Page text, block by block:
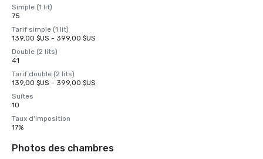
Simple (1 lit)
75
Tarif simple (1 lit)
139,00 $US - 399,00 $US
Double (2 lits)
41
Tarif double (2 lits)
139,00 $US - 399,00 $US
Suites
10
Taux d'imposition
17%
Photos des chambres